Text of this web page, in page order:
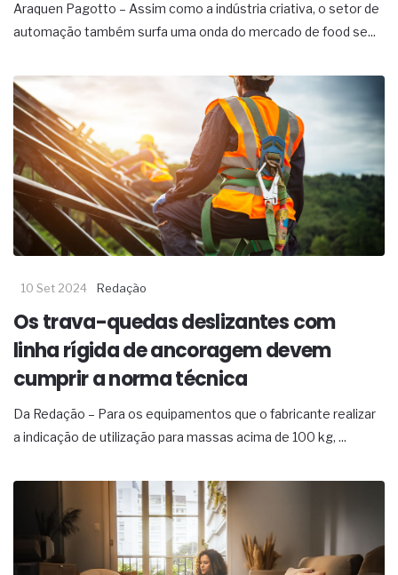
Araquen Pagotto – Assim como a indústria criativa, o setor de
automação também surfa uma onda do mercado de food se...
10 Set 2024 Redação
Os trava-quedas deslizantes com
linha rígida de ancoragem devem
cumprir a norma técnica
Da Redação – Para os equipamentos que o fabricante realizar
a indicação de utilização para massas acima de 100 kg, ...